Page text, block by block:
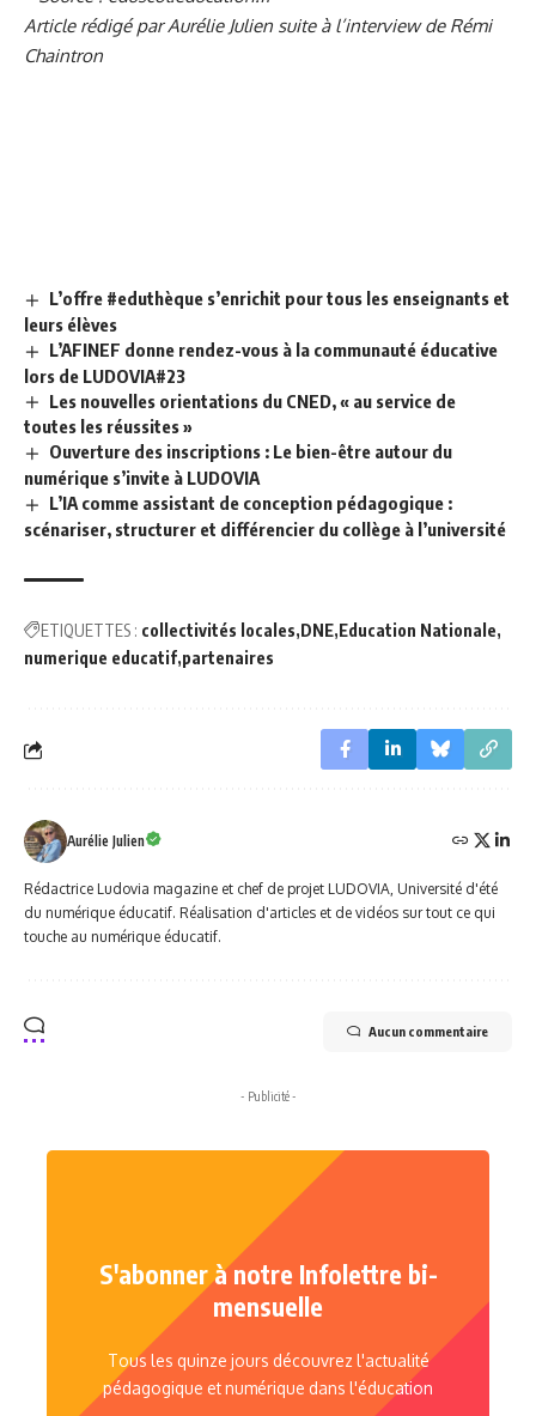
Article rédigé par Aurélie Julien suite à l’interview de Rémi
Chaintron
L’offre #eduthèque s’enrichit pour tous les enseignants et
leurs élèves
L’AFINEF donne rendez-vous à la communauté éducative
lors de LUDOVIA#23
Les nouvelles orientations du CNED, « au service de
toutes les réussites »
Ouverture des inscriptions : Le bien-être autour du
numérique s’invite à LUDOVIA
L’IA comme assistant de conception pédagogique :
scénariser, structurer et différencier du collège à l’université
ETIQUETTES : collectivités locales DNE Education Nationale
numerique educatif partenaires
Aurélie Julien
Rédactrice Ludovia magazine et chef de projet LUDOVIA, Université d'été
du numérique éducatif. Réalisation d'articles et de vidéos sur tout ce qui
touche au numérique éducatif.
Aucun commentaire
- Publicité -
S'abonner à notre Infolettre bi-
mensuelle
Tous les quinze jours découvrez l'actualité
pédagogique et numérique dans l'éducation